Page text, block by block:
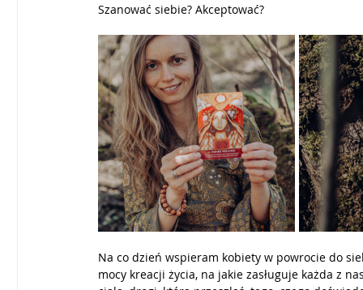
Szanować siebie? Akceptować?
Na co dzień wspieram kobiety w powrocie do
mocy kreacji życia, na jakie zasługuje każda z